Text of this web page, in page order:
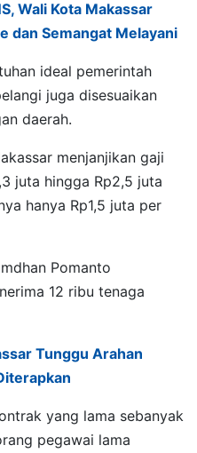
Wali Kota Makassar
dan Semangat Melayani
ideal pemerintah
juga disesuaikan
daerah.
menjanjikan gaji
juta hingga Rp2,5 juta
hanya Rp1,5 juta per
Pomanto
12 ribu tenaga
Tunggu Arahan
yang lama sebanyak
pegawai lama